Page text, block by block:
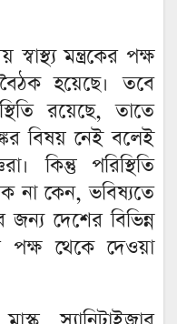
মন্ত্রকের পক্ষ
হয়েছে। তবে
রয়েছে, তাতে
বিষয় নেই বলেই
কিন্তু পরিস্থিতি
না কেন, ভবিষ্যতে
দেশের বিভিন্ন
পক্ষ থেকে দেওয়া